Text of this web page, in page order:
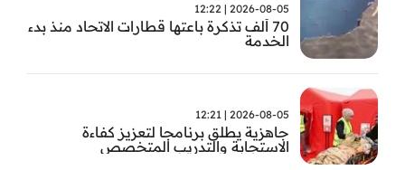
2026-08-05 | 12:22
70 ألف تذكرة باعتها قطارات الاتحاد منذ بدء
الخدمة
2026-08-05 | 12:21
جاهزية يطلق برنامجا لتعزيز كفاءة
الاستجابة والتدريب المتخصص